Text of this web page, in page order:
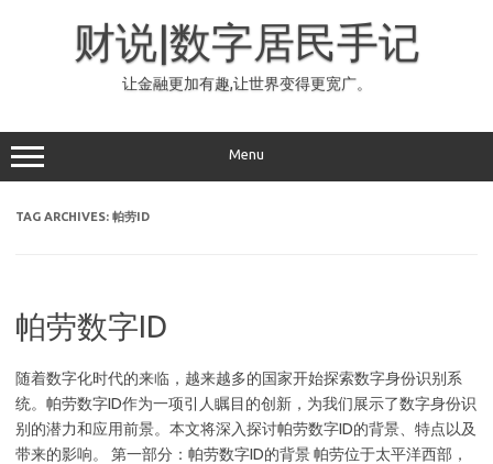
财说|数字居民手记
让金融更加有趣,让世界变得更宽广。
Menu
TAG ARCHIVES: 帕劳ID
帕劳数字ID
随着数字化时代的来临，越来越多的国家开始探索数字身份识别系
统。帕劳数字ID作为一项引人瞩目的创新，为我们展示了数字身份识
别的潜力和应用前景。本文将深入探讨帕劳数字ID的背景、特点以及
带来的影响。 第一部分：帕劳数字ID的背景 帕劳位于太平洋西部，